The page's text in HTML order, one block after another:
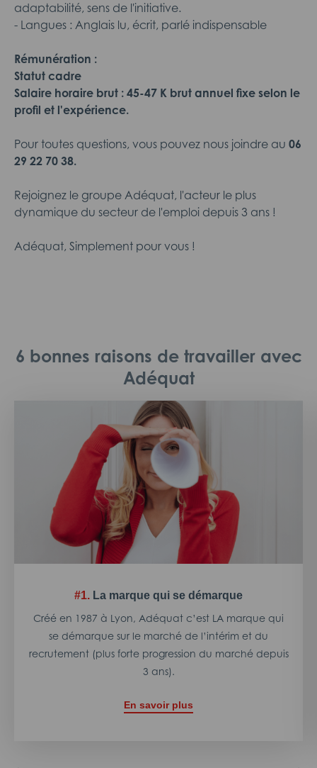
adaptabilité, sens de l'initiative.
- Langues : Anglais lu, écrit, parlé indispensable
Rémunération :
Statut cadre
Salaire horaire brut : 45-47 K brut annuel fixe selon le
profil et l'expérience.
Pour toutes questions, vous pouvez nous joindre au 06
29 22 70 38.
Rejoignez le groupe Adéquat, l'acteur le plus
dynamique du secteur de l'emploi depuis 3 ans !
Adéquat, Simplement pour vous !
6 bonnes raisons de travailler avec
Adéquat
#1. La marque qui se démarque
Créé en 1987 à Lyon, Adéquat c’est LA marque qui
se démarque sur le marché de l’intérim et du
recrutement (plus forte progression du marché depuis
3 ans).
En savoir plus